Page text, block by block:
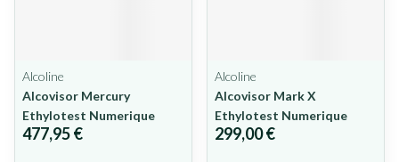
Alcoline
Alcovisor Mercury
Ethylotest Numerique
477,95 €
Alcoline
Alcovisor Mark X
Ethylotest Numerique
299,00 €